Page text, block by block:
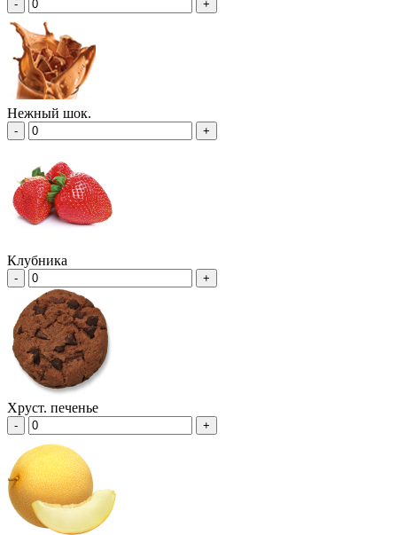
- +
Нежный шок.
- +
Клубника
- +
Хруст. печенье
- +